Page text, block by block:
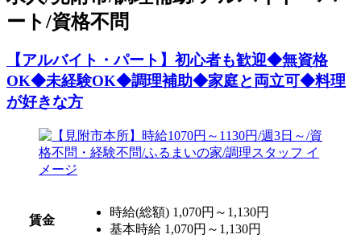
ート/資格不問
【アルバイト・パート】初心者も歓迎◆無資格
OK◆未経験OK◆調理補助◆家庭と両立可◆料理
が好きな方
賃金
時給(総額) 1,070円～1,130円
基本時給 1,070円～1,130円